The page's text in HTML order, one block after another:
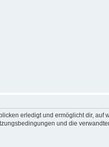
erledigt und ermöglicht dir, auf
und die